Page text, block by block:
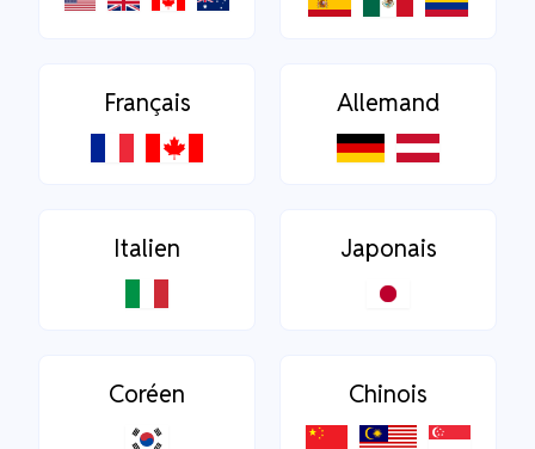
Français Allemand
Italien Japonais
Coréen Chinois